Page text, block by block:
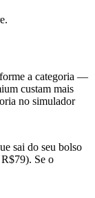
.
a categoria —
custam mais
no simulador
sai do seu bolso
Se o